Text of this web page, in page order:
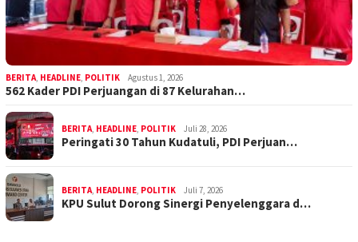
BERITA, HEADLINE, POLITIK Agustus 1, 2026
562 Kader PDI Perjuangan di 87 Kelurahan…
BERITA, HEADLINE, POLITIK Juli 28, 2026
Peringati 30 Tahun Kudatuli, PDI Perjuan…
BERITA, HEADLINE, POLITIK Juli 7, 2026
KPU Sulut Dorong Sinergi Penyelenggara d…